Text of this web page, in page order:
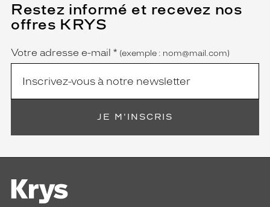
Restez informé et recevez nos
offres KRYS
Name
Votre adresse e-mail *
(Ce
champ
est
obligatoire)
(exemple : nom@mail.com)
JE M'INSCRIS